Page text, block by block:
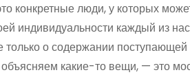
конкретные люди, у которых
индивидуальности каждый из
о содержании
какие-то вещи, — это